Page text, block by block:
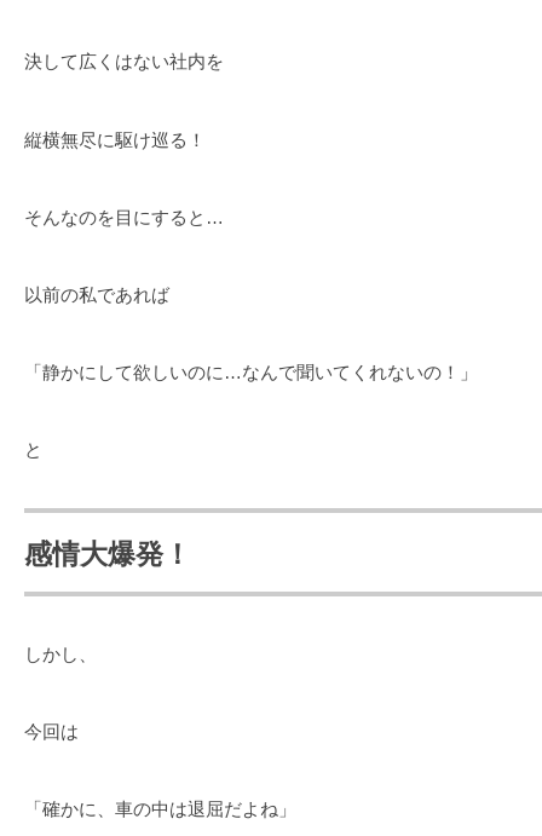
決して広くはない社内を
縦横無尽に駆け巡る！
そんなのを目にすると…
以前の私であれば
「静かにして欲しいのに…なんで聞いてくれないの！」
と
感情大爆発！
しかし、
今回は
「確かに、車の中は退屈だよね」